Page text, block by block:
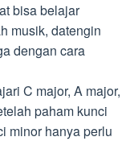
bisa belajar
musik, datengin
dengan cara
C major, A major,
paham kunci
minor hanya perlu